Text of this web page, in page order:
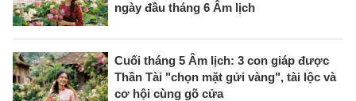
ngày đầu tháng 6 Âm lịch
Cuối tháng 5 Âm lịch: 3 con giáp được
Thần Tài "chọn mặt gửi vàng", tài lộc và
cơ hội cùng gõ cửa